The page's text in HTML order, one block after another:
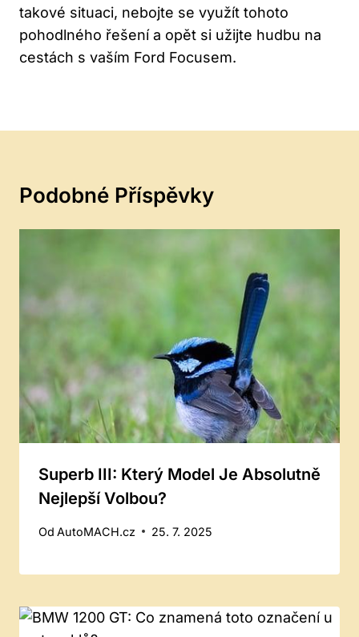
takové situaci, nebojte se využít tohoto
pohodlného řešení a‌ opět si užijte hudbu na
cestách s ​vaším Ford Focusem.
Podobné Příspěvky
Superb III: Který Model Je Absolutně
Nejlepší Volbou?
Od AutoMACH.cz 25. 7. 2025